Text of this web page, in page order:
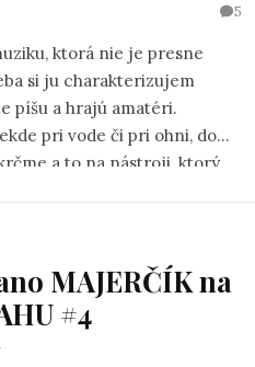
5
ktorá nie je presne
si ju charakterizujem
píšu a hrajú amatéri.
pri vode či pri ohni, doma
a to na nástroji, ktorý
inokedy kostrbatý,
Vždy má však čosi
a napokon aj so životom
pesničkách sa
líši tým, že jeho autori sú
MAJERČÍK na
#4